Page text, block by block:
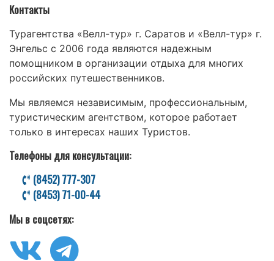
Контакты
Турагентства «Велл-тур» г. Саратов и «Велл-тур» г.
Энгельс с 2006 года являются надежным
помощником в организации отдыха для многих
российских путешественников.
Мы являемся независимым, профессиональным,
туристическим агентством, которое работает
только в интересах наших Туристов.
Телефоны для консультации:
(8452) 777-307
(8453) 71-00-44
Мы в соцсетях: